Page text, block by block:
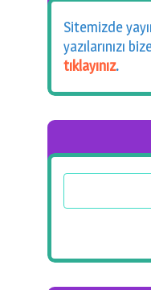
Sitemizde
yazılarınızı
tıklayınız.